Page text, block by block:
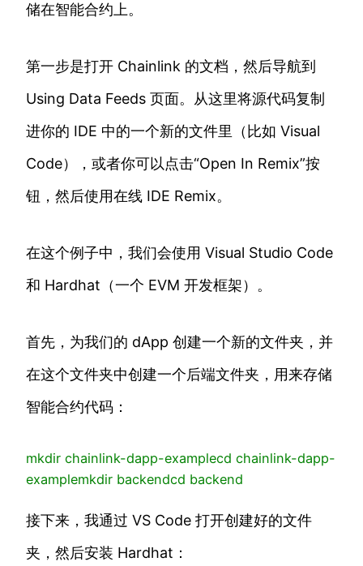
储在智能合约上。
第一步是打开 Chainlink 的文档，然后导航到
Using Data Feeds 页面。从这里将源代码复制
进你的 IDE 中的一个新的文件里（比如 Visual
Code），或者你可以点击“Open In Remix”按
钮，然后使用在线 IDE Remix。
在这个例子中，我们会使用 Visual Studio Code
和 Hardhat（一个 EVM 开发框架）。
首先，为我们的 dApp 创建一个新的文件夹，并
在这个文件夹中创建一个后端文件夹，用来存储
智能合约代码：
mkdir chainlink-dapp-examplecd chainlink-dapp-
examplemkdir backendcd backend
接下来，我通过 VS Code 打开创建好的文件
夹，然后安装 Hardhat：